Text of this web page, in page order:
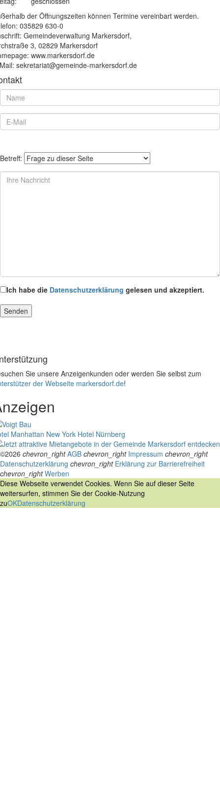
der Öffnungszeiten können Termine vereinbart werden.
035829 630-0
Gemeindeverwaltung Markersdorf,
3, 02829 Markersdorf
www.markersdorf.de
sekretariat@gemeinde-markersdorf.de
Betreff:
Ich habe die Datenschutzerklärung gelesen und akzeptiert.
Sie unsere Anzeigenkunden oder werden Sie selbst zum
der Webseite markersdorf.de!
Manhattan New York Hotel Nürnberg
©2026 chevron_right AGB chevron_right Impressum chevron_right
Datenschutzerklärung chevron_right Erklärung zur Barrierefreiheit
chevron_right Werben
Diese Webseite verwendet Cookies. Wenn Sie auf dieser Seite
weitersurfen, stimmen Sie der Cookie-Nutzung
zuOKDatenschutzerklärung